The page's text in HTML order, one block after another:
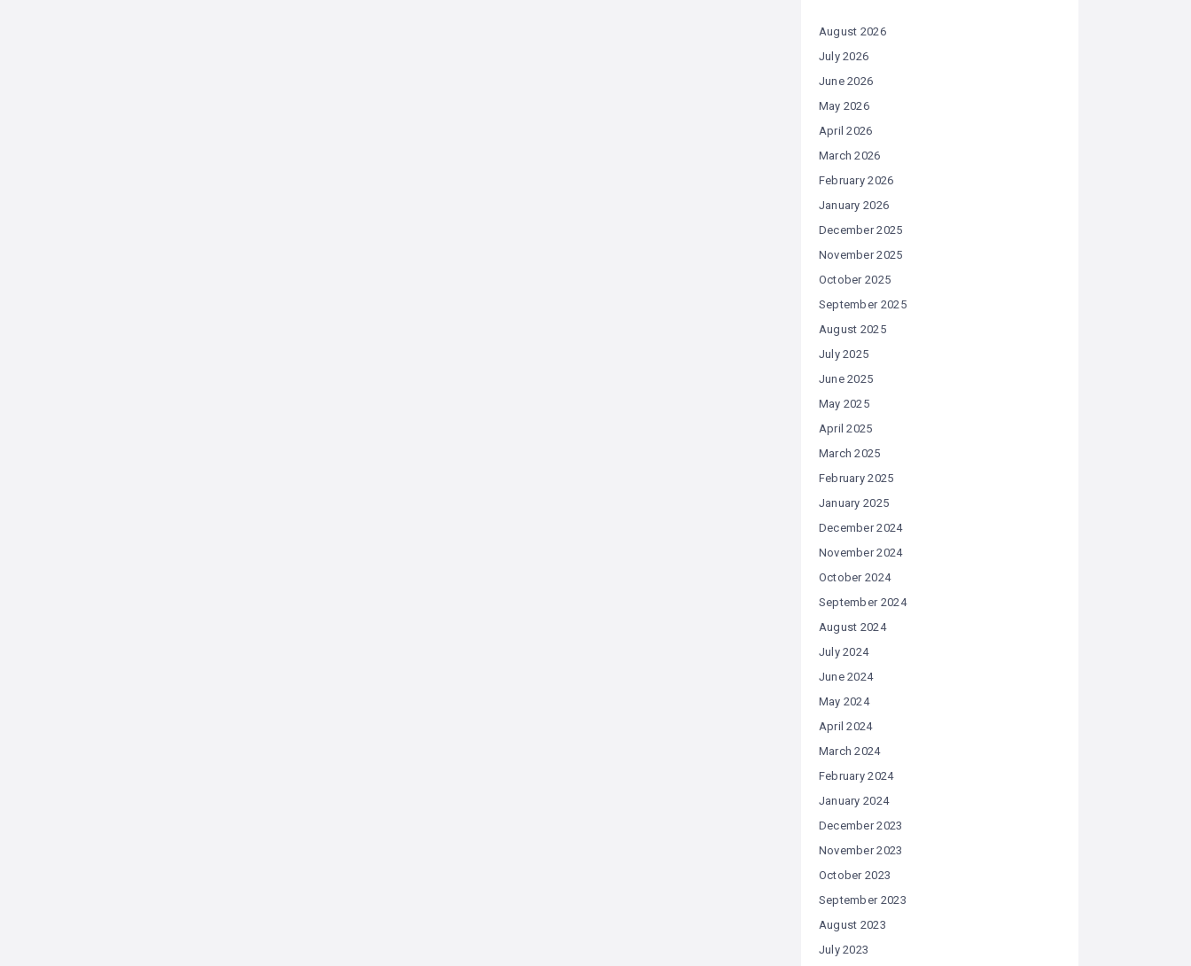
August 2026
July 2026
June 2026
May 2026
April 2026
March 2026
February 2026
January 2026
December 2025
November 2025
October 2025
September 2025
August 2025
July 2025
June 2025
May 2025
April 2025
March 2025
February 2025
January 2025
December 2024
November 2024
October 2024
September 2024
August 2024
July 2024
June 2024
May 2024
April 2024
March 2024
February 2024
January 2024
December 2023
November 2023
October 2023
September 2023
August 2023
July 2023